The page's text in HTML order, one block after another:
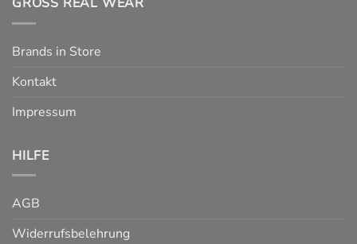
Brands in Store
Kontakt
Impressum
HILFE
AGB
Widerrufsbelehrung